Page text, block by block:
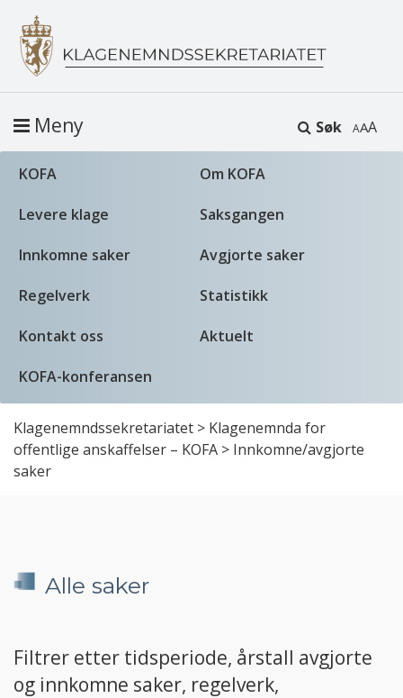
Søk A
Meny
KOFA Om KOFA
Levere klage Saksgangen
Innkomne saker Avgjorte saker
Regelverk Statistikk
Kontakt oss Aktuelt
KOFA-konferansen
Klagenemndssekretariatet > Klagenemnda for
offentlige anskaffelser – KOFA > Innkomne/avgjorte
saker
Alle saker
Filtrer etter tidsperiode, årstall avgjorte
og innkomne saker, regelverk,